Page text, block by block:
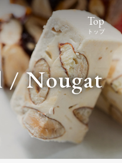
Top
/ Nougat